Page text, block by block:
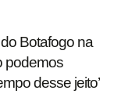
Botafogo na
podemos
desse jeito’